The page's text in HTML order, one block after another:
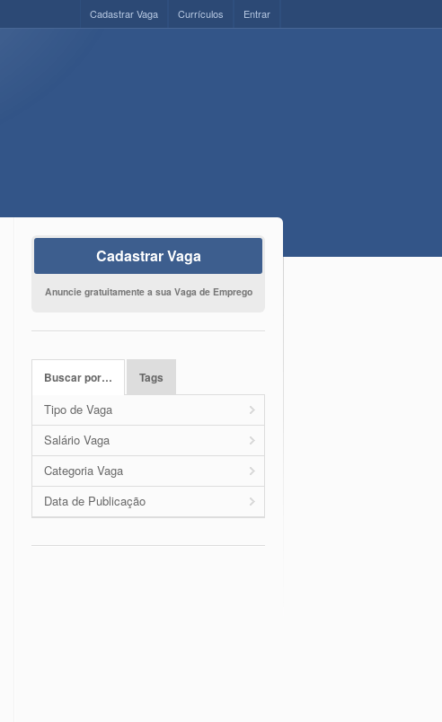
Entrar
Currículos
Cadastrar Vaga
Cadastrar Vaga
Anuncie gratuitamente a sua Vaga de Emprego
Buscar por… Tags
Tipo de Vaga
Salário Vaga
Categoria Vaga
Data de Publicação